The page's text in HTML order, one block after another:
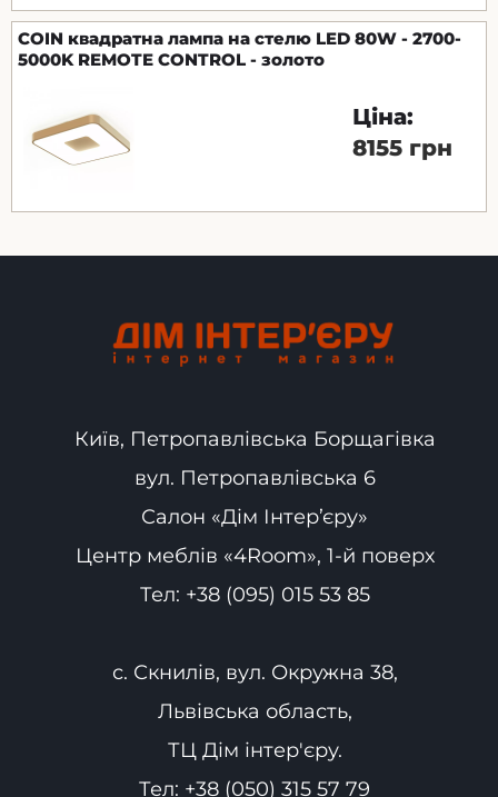
COIN квадратна лампа на стелю LED 80W - 2700-
5000K REMOTE CONTROL - золото
Ціна:
8155 грн
Київ, Петропавлівська Борщагівка
вул. Петропавлівська 6
Салон «Дім Інтер’єру»
Центр меблів «4Room», 1-й поверх
Тел: +38 (095) 015 53 85
с. Скнилів, вул. Окружна 38,
Львівська область,
ТЦ Дім інтер'єру.
Тел: +38 (050) 315 57 79